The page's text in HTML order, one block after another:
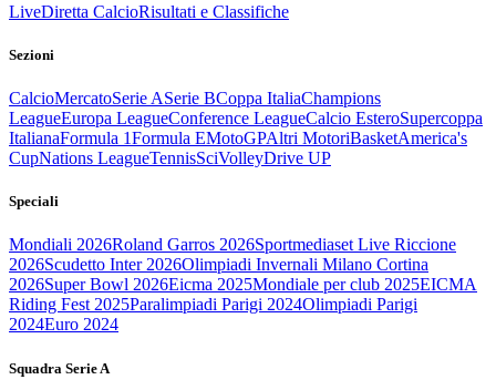
LiveDiretta CalcioRisultati e Classifiche
Sezioni
CalcioMercatoSerie ASerie BCoppa ItaliaChampions
LeagueEuropa LeagueConference LeagueCalcio EsteroSupercoppa
ItalianaFormula 1Formula EMotoGPAltri MotoriBasketAmerica's
CupNations LeagueTennisSciVolleyDrive UP
Speciali
Mondiali 2026Roland Garros 2026Sportmediaset Live Riccione
2026Scudetto Inter 2026Olimpiadi Invernali Milano Cortina
2026Super Bowl 2026Eicma 2025Mondiale per club 2025EICMA
Riding Fest 2025Paralimpiadi Parigi 2024Olimpiadi Parigi
2024Euro 2024
Squadra Serie A